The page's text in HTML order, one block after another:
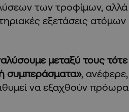
των τροφίμων, αλλά
εξετάσεις ατόμων
μεταξύ τους τότε
συμπεράσματα», ανέφερε,
να εξαχθούν πρόωρα